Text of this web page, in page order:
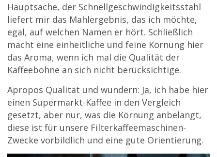
Hauptsache, der Schnellgeschwindigkeitsstahl
liefert mir das Mahlergebnis, das ich möchte,
egal, auf welchen Namen er hört. Schließlich
macht eine einheitliche und feine Körnung hier
das Aroma, wenn ich mal die Qualität der
Kaffeebohne an sich nicht berücksichtige.
Apropos Qualität und wundern: Ja, ich habe hier
einen Supermarkt-Kaffee in den Vergleich
gesetzt, aber nur, was die Körnung anbelangt,
diese ist für unsere Filterkaffeemaschinen-
Zwecke vorbildlich und eine gute Orientierung.